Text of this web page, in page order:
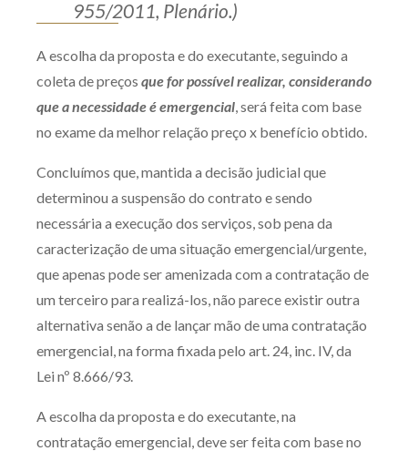
955/2011, Plenário.)
A escolha da proposta e do executante, seguindo a
coleta de preços que for possível realizar, considerando
que a necessidade é emergencial, será feita com base
no exame da melhor relação preço x benefício obtido.
Concluímos que, mantida a decisão judicial que
determinou a suspensão do contrato e sendo
necessária a execução dos serviços, sob pena da
caracterização de uma situação emergencial/urgente,
que apenas pode ser amenizada com a contratação de
um terceiro para realizá-los, não parece existir outra
alternativa senão a de lançar mão de uma contratação
emergencial, na forma fixada pelo art. 24, inc. IV, da
Lei nº 8.666/93.
A escolha da proposta e do executante, na
contratação emergencial, deve ser feita com base no